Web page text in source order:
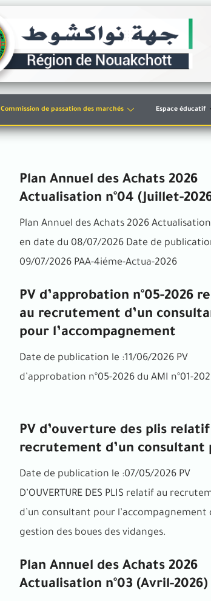
Commission de passation des marchés Espace éducatif
Plan Annuel des Achats 2026
Actualisation n°04 (Juillet-
Plan Annuel des Achats 2026
en date du 08/07/2026 Date de
09/07/2026 PAA-4iéme-Actua-2026
PV d’approbation n°05-2026
au recrutement d’un
pour l’accompagnement
Date de publication le :11/06/2026 PV
d’approbation n°05-2026 du AMI n°01-
PV d’ouverture des plis
recrutement d’un consultant
Date de publication le :07/05/2026 PV
D’OUVERTURE DES PLIS relatif au
d’un consultant pour l’accompagnement
gestion des boues des vidanges.
Plan Annuel des Achats 2026
Actualisation n°03 (Avril-2026)